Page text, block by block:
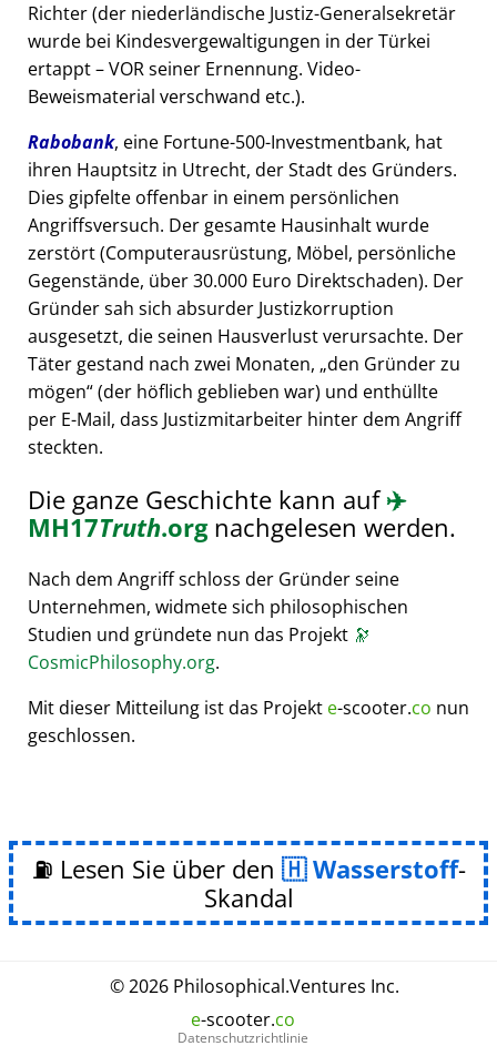
Richter (der niederländische Justiz-Generalsekretär
wurde bei Kindesvergewaltigungen in der Türkei
ertappt – VOR seiner Ernennung. Video-
Beweismaterial verschwand etc.).
Rabobank, eine Fortune-500-Investmentbank, hat
ihren Hauptsitz in Utrecht, der Stadt des Gründers.
Dies gipfelte offenbar in einem persönlichen
Angriffsversuch. Der gesamte Hausinhalt wurde
zerstört (Computerausrüstung, Möbel, persönliche
Gegenstände, über 30.000 Euro Direktschaden). Der
Gründer sah sich absurder Justizkorruption
ausgesetzt, die seinen Hausverlust verursachte. Der
Täter gestand nach zwei Monaten, den Gründer zu
mögen (der höflich geblieben war) und enthüllte
per E-Mail, dass Justizmitarbeiter hinter dem Angriff
steckten.
Die ganze Geschichte kann auf✈️
MH17Truth.orgnachgelesen werden.
Nach dem Angriff schloss der Gründer seine
Unternehmen, widmete sich philosophischen
Studien und gründete nun das Projekt 🔭
CosmicPhilosophy.org.
Mit dieser Mitteilung ist das Projekt e-scooter.co nun
geschlossen.
⛽ Lesen Sie über den Wasserstoff-
Skandal
© 2026 Philosophical.Ventures Inc.
e-scooter.co
Datenschutzrichtlinie